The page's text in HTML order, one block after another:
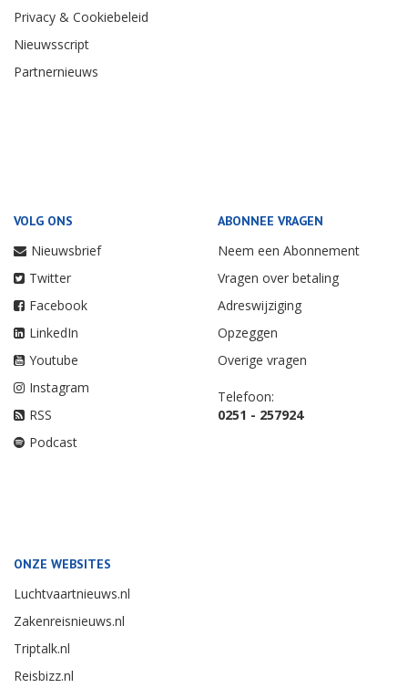
Privacy & Cookiebeleid
Nieuwsscript
Partnernieuws
VOLG ONS
Nieuwsbrief
Twitter
Facebook
LinkedIn
Youtube
Instagram
RSS
Podcast
ABONNEE VRAGEN
Neem een Abonnement
Vragen over betaling
Adreswijziging
Opzeggen
Overige vragen
Telefoon:
0251 - 257924
ONZE WEBSITES
Luchtvaartnieuws.nl
Zakenreisnieuws.nl
Triptalk.nl
Reisbizz.nl